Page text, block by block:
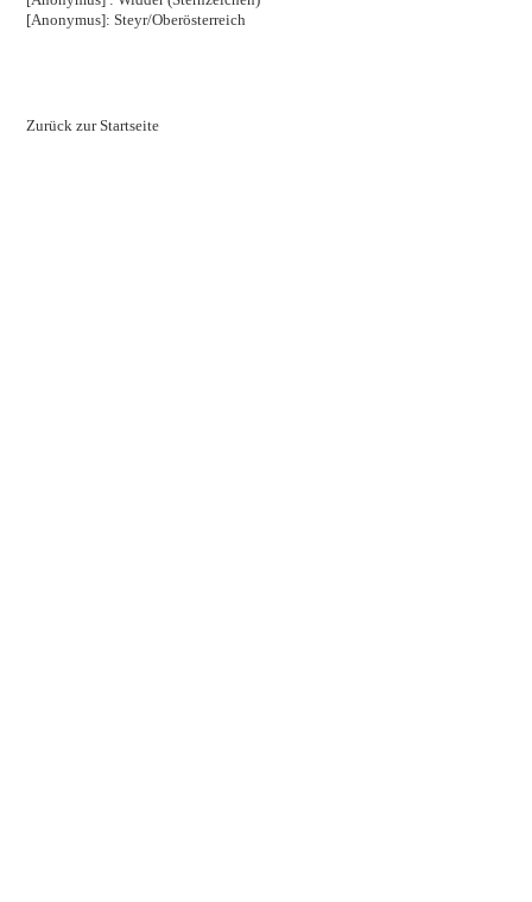
[Anonymus]: Steyr/Oberösterreich
Zurück zur Startseite